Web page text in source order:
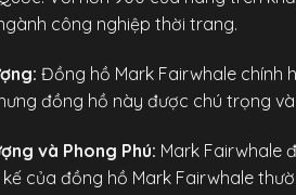
công nghiệp thời trang.
Đồng hồ Mark Fairwhale chính
đồng hồ này được chú trọng
và Phong Phú: Mark Fairwhale
của đồng hồ Mark Fairwhale